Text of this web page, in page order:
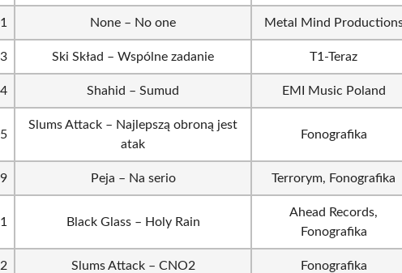
None – No one Metal Mind
Ski Skład – Wspólne zadanie T1-Teraz
Shahid – Sumud EMI Music Poland
Slums Attack – Najlepszą obroną jest
atak
Fonografika
Peja – Na serio Terrorym, Fonografika
Black Glass – Holy Rain
Ahead Records,
Fonografika
Slums Attack – CNO2 Fonografika